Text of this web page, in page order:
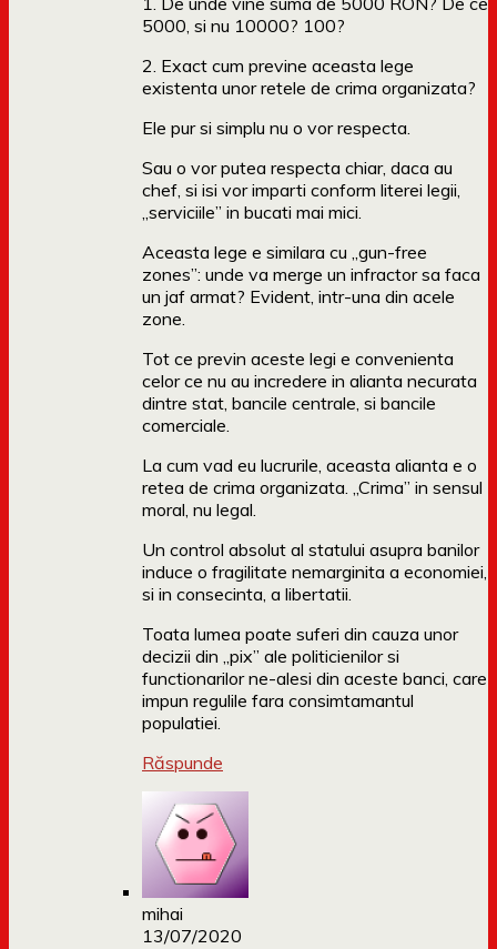
5000, si nu 10000? 100?
2. Exact cum previne aceasta lege
existenta unor retele de crima organizata?
Ele pur si simplu nu o vor respecta.
Sau o vor putea respecta chiar, daca au
chef, si isi vor imparti conform literei legii,
„serviciile” in bucati mai mici.
Aceasta lege e similara cu „gun-free
zones”: unde va merge un infractor sa faca
un jaf armat? Evident, intr-una din acele
zone.
Tot ce previn aceste legi e convenienta
celor ce nu au incredere in alianta necurata
dintre stat, bancile centrale, si bancile
comerciale.
La cum vad eu lucrurile, aceasta alianta e o
retea de crima organizata. „Crima” in sensul
moral, nu legal.
Un control absolut al statului asupra banilor
induce o fragilitate nemarginita a economiei,
si in consecinta, a libertatii.
Toata lumea poate suferi din cauza unor
decizii din „pix” ale politicienilor si
functionarilor ne-alesi din aceste banci, care
impun regulile fara consimtamantul
populatiei.
Răspunde
mihai
13/07/2020